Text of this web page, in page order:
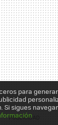
para
Si sigues